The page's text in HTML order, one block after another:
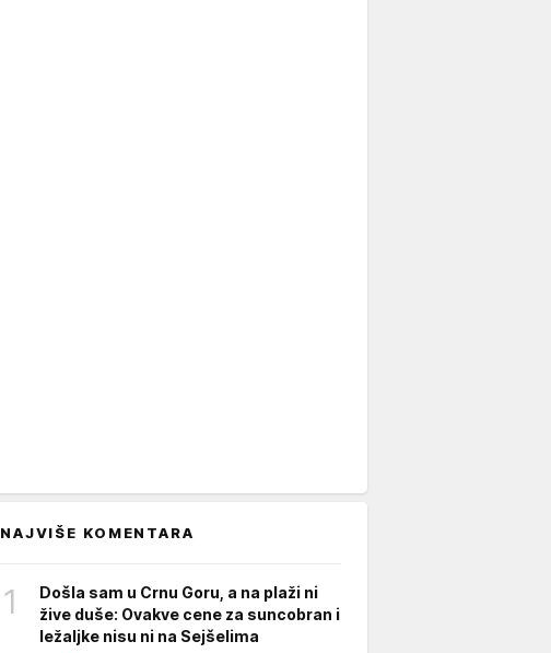
NAJVIŠE KOMENTARA
1
Došla sam u Crnu Goru, a na plaži ni
žive duše: Ovakve cene za suncobran i
ležaljke nisu ni na Sejšelima